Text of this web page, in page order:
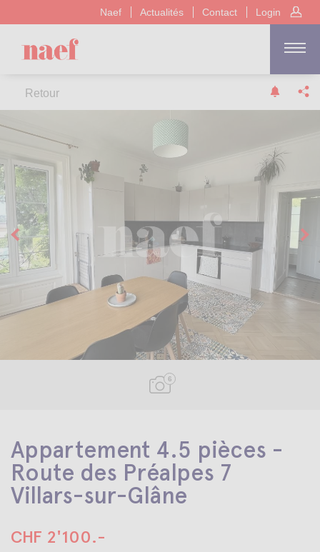
Naef Actualités Contact Login
Retour
6
Appartement 4.5 pièces -
Route des Préalpes 7
Villars-sur-Glâne
CHF 2'100.-